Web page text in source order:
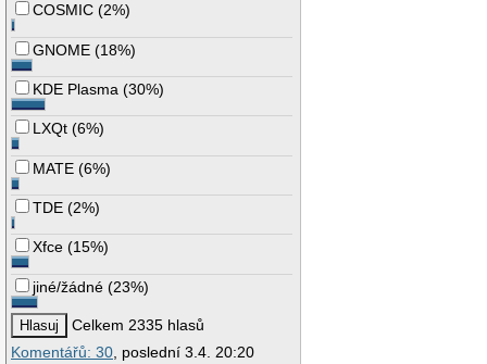
COSMIC (2%)
GNOME (18%)
KDE Plasma (30%)
LXQt (6%)
MATE (6%)
TDE (2%)
Xfce (15%)
jiné/žádné (23%)
Celkem 2335 hlasů
Komentářů: 30, poslední 3.4. 20:20